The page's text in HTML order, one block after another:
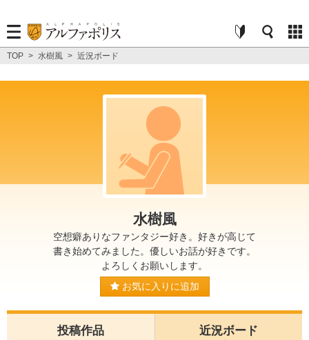
TOP > 水樹風 > 近況ボード
水樹風
空想癖ありなファンタジー好き。好きが高じて
書き始めてみました。優しいお話が好きです。
よろしくお願いします。
お気に入りに追加
投稿作品
近況ボード